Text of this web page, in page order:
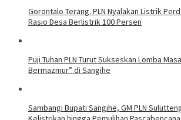
Gorontalo Terang. PLN Nyalakan Listrik
Rasio Desa Berlistrik 100 Persen
Puji Tuhan PLN Turut Sukseskan Lomba
Bermazmur” di Sangihe
Sambangi Bupati Sangihe, GM PLN